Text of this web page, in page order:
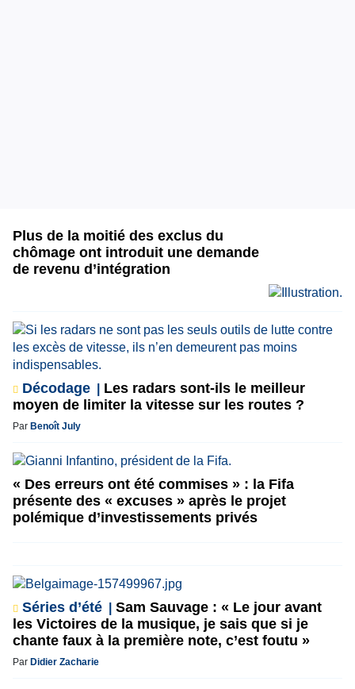
Plus de la moitié des exclus du
chômage ont introduit une demande
de revenu d’intégration
Décodage
Les radars sont-ils le meilleur
moyen de limiter la vitesse sur les routes ?
Par Benoît July
« Des erreurs ont été commises » : la Fifa
présente des « excuses » après le projet
polémique d’investissements privés
Séries d’été
Sam Sauvage : « Le jour avant
les Victoires de la musique, je sais que si je
chante faux à la première note, c’est foutu »
Par Didier Zacharie